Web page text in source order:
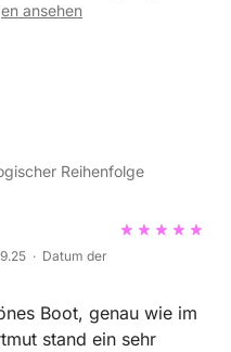
ansehen
Reihenfolge
· Datum der
Boot, genau wie im
stand ein sehr